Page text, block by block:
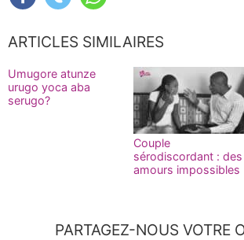
ARTICLES SIMILAIRES
Umugore atunze
urugo yoca aba
serugo?
Couple
sérodiscordant : des
amours impossibles
PARTAGEZ-NOUS VOTRE